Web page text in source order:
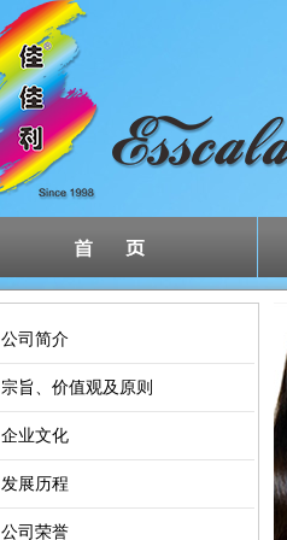
公司简介
宗旨、价值观及原则
企业文化
发展历程
公司荣誉